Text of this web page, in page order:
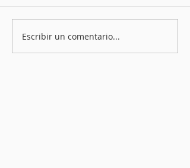
Escribir un comentario...